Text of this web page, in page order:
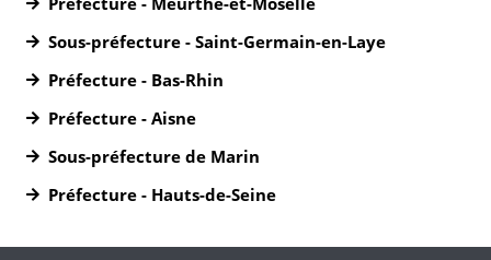
Sous-préfecture - Saint-Germain-en-Laye
Préfecture - Bas-Rhin
Préfecture - Aisne
Sous-préfecture de Marin
Préfecture - Hauts-de-Seine